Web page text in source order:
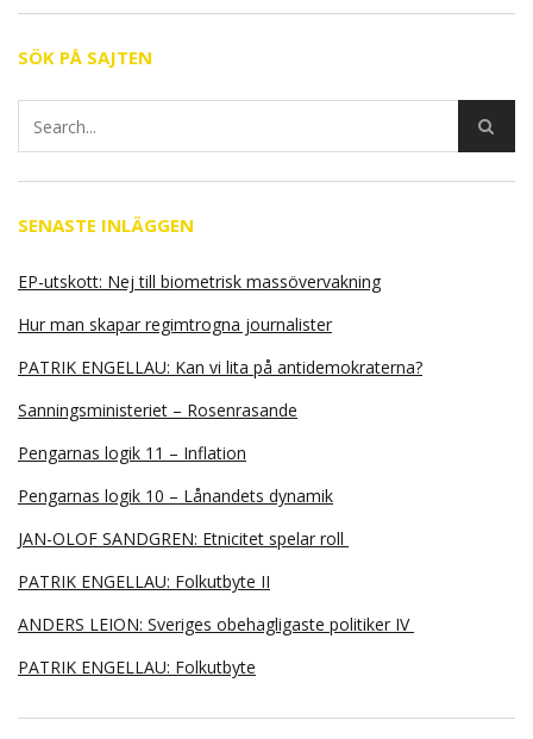
SÖK PÅ SAJTEN
SENASTE INLÄGGEN
EP-utskott: Nej till biometrisk massövervakning
Hur man skapar regimtrogna journalister
PATRIK ENGELLAU: Kan vi lita på antidemokraterna?
Sanningsministeriet – Rosenrasande
Pengarnas logik 11 – Inflation
Pengarnas logik 10 – Lånandets dynamik
JAN-OLOF SANDGREN: Etnicitet spelar roll
PATRIK ENGELLAU: Folkutbyte II
ANDERS LEION: Sveriges obehagligaste politiker IV
PATRIK ENGELLAU: Folkutbyte